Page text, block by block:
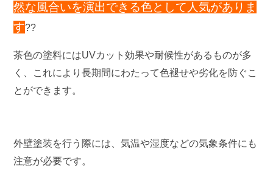
然な風合いを演出できる色として人気がありま
す??
茶色の塗料にはUVカット効果や耐候性があるものが多
く、これにより長期間にわたって色褪せや劣化を防ぐこ
とができます。
外壁塗装を行う際には、気温や湿度などの気象条件にも
注意が必要です。